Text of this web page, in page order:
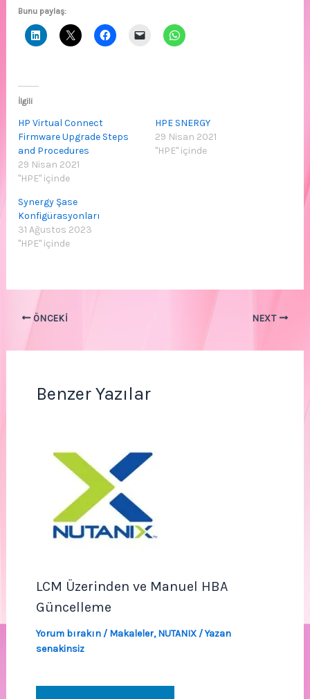
Bunu paylaş:
İlgili
HP Virtual Connect
Firmware Upgrade Steps
and Procedures
29 Nisan 2021
"HPE" içinde
HPE SNERGY
29 Nisan 2021
"HPE" içinde
Synergy Şase
Konfigürasyonları
31 Ağustos 2023
"HPE" içinde
ÖNCEKI NEXT
Benzer Yazılar
LCM Üzerinden ve Manuel HBA
Güncelleme
Yorum bırakın / Makaleler,NUTANIX/ Yazan
senakinsiz